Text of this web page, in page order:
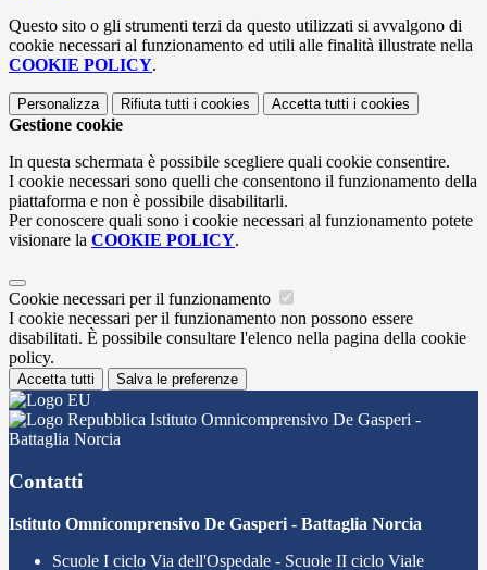
Questo sito o gli strumenti terzi da questo utilizzati si avvalgono di
cookie necessari al funzionamento ed utili alle finalità illustrate nella
COOKIE POLICY.
Personalizza Rifiuta tutti i cookies Accetta tutti i cookies
Gestione cookie
In questa schermata è possibile scegliere quali cookie consentire.
I cookie necessari sono quelli che consentono il funzionamento della
piattaforma e non è possibile disabilitarli.
Per conoscere quali sono i cookie necessari al funzionamento potete
visionare la COOKIE POLICY.
Cookie necessari per il funzionamento
I cookie necessari per il funzionamento non possono essere
disabilitati. È possibile consultare l'elenco nella pagina della cookie
policy.
Accetta tutti Salva le preferenze
Istituto Omnicomprensivo De Gasperi -
Battaglia Norcia
Contatti
Istituto Omnicomprensivo De Gasperi - Battaglia Norcia
Scuole I ciclo Via dell'Ospedale - Scuole II ciclo Viale